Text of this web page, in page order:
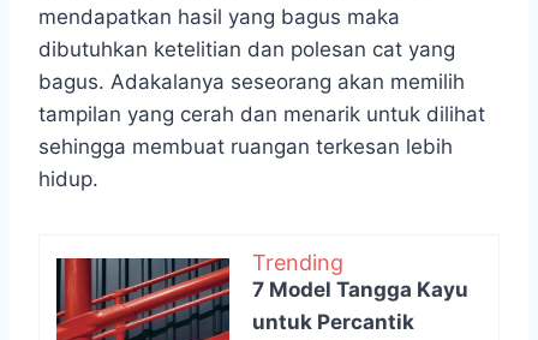
mendapatkan hasil yang bagus maka
dibutuhkan ketelitian dan polesan cat yang
bagus. Adakalanya seseorang akan memilih
tampilan yang cerah dan menarik untuk dilihat
sehingga membuat ruangan terkesan lebih
hidup.
Trending
7 Model Tangga Kayu
untuk Percantik